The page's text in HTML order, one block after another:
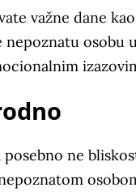
važne dane
osobu
ne